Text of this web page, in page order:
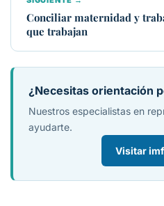
Conciliar maternidad y
que trabajan
¿Necesitas orientación
Nuestros especialistas en
ayudarte.
Visitar